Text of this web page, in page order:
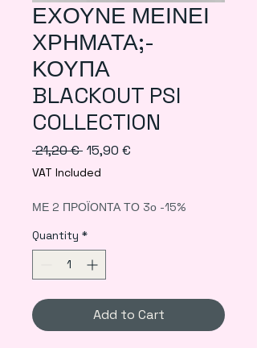
ΕΧΟΥΝΕ ΜΕΙΝΕΙ
ΧΡΗΜΑΤΑ;-
ΚΟΥΠΑ
BLACKOUT PSI
COLLECTION
21,20 € Regular
Price
15,90 €
VAT Included
ΜΕ 2 ΠΡΟΪΟΝΤΑ ΤΟ 3ο -15%
Quantity *
Add to Cart